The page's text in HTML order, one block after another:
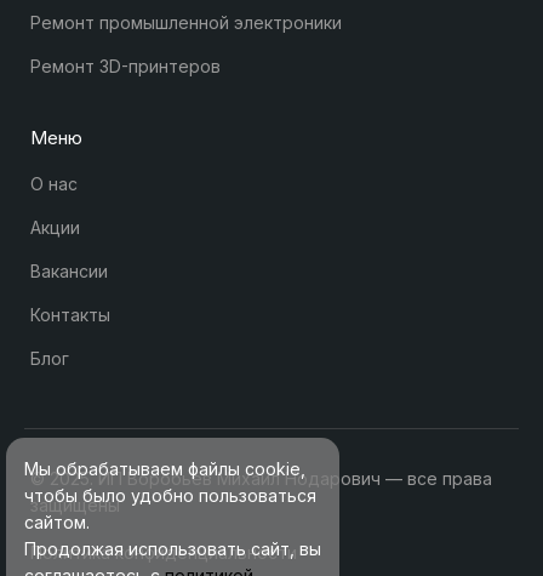
Ремонт промышленной электроники
Ремонт 3D-принтеров
Меню
О нас
Акции
Вакансии
Контакты
Блог
© 2025. ИП Воробьев Михаил Нодарович — все права
защищены
Политика конфиденциальности
Мы обрабатываем файлы cookie,
чтобы было удобно пользоваться
сайтом.
Продолжая использовать сайт, вы